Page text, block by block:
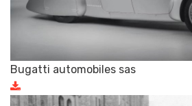
Bugatti automobiles sas